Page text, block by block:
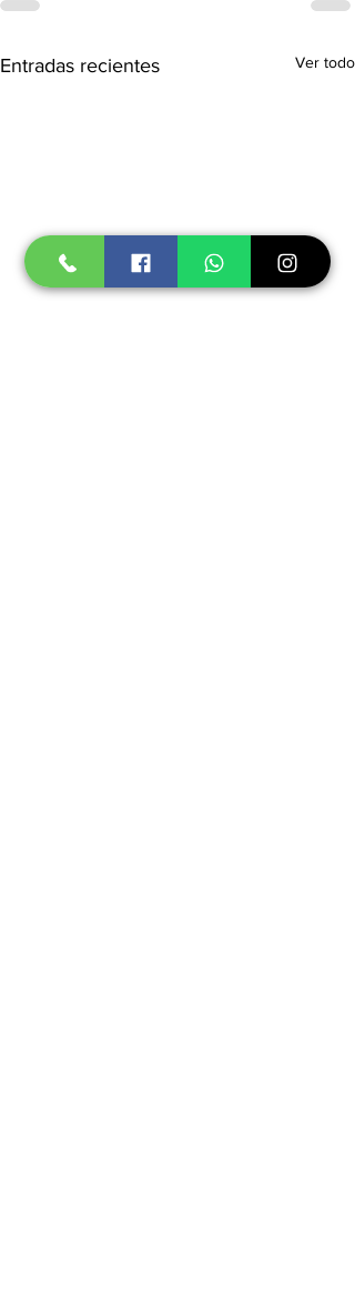
Entradas recientes Ver todo